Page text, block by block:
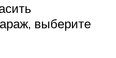
выберите